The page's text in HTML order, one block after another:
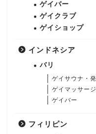
ゲイバー
ゲイクラブ
ゲイショップ
インドネシア
バリ
ゲイサウナ・
ゲイマッサージ
ゲイバー
フィリピン